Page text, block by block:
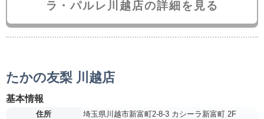
ラ・パルレ川越店の詳細を見る
たかの友梨 川越店
基本情報
住所
埼玉県川越市新富町2-8-3 カシーラ新富町 2F